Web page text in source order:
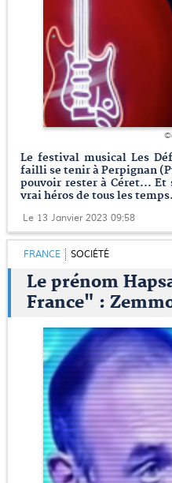
Le festival musical Les
failli se tenir à Perpignan
pouvoir rester à Céret... Et
vrai héros de tous les
Le 13 Janvier 2023 09:58
FRANCE SOCIÉTÉ
Le prénom
France" :